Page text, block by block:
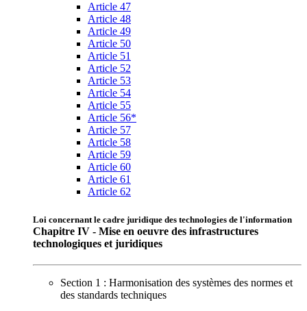
Article 47
Article 48
Article 49
Article 50
Article 51
Article 52
Article 53
Article 54
Article 55
Article 56*
Article 57
Article 58
Article 59
Article 60
Article 61
Article 62
Loi concernant le cadre juridique des technologies de l'information
Chapitre IV - Mise en oeuvre des infrastructures
technologiques et juridiques
Section 1 : Harmonisation des systèmes des normes et
des standards techniques